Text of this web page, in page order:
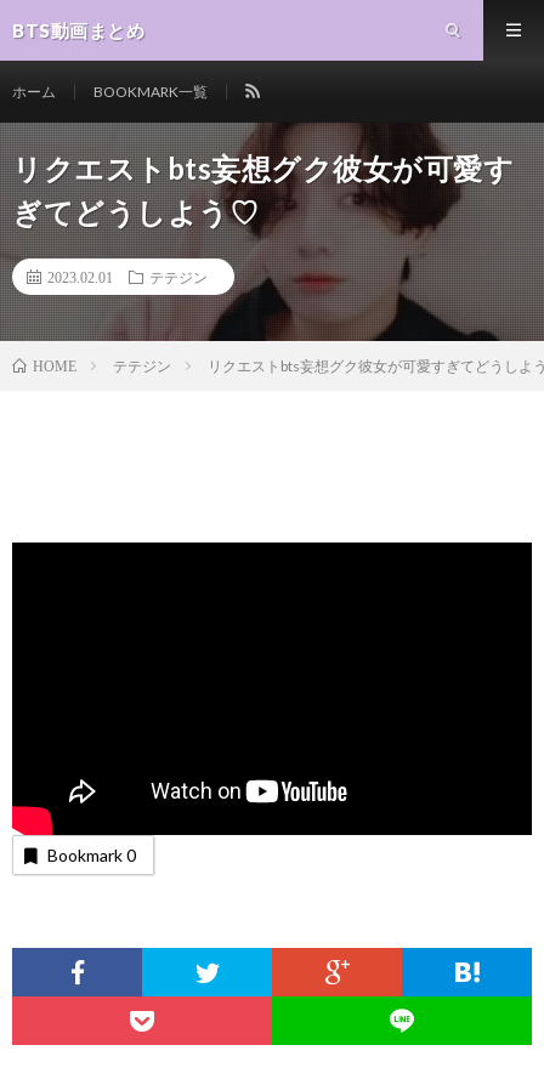
BTS動画まとめ
ホーム BOOKMARK一覧
リクエストbts妄想グク彼女が可愛す
ぎてどうしよう♡
2023.02.01 テテジン
HOME テテジン リクエストbts妄想グク彼女が可愛すぎてどうしよ
Bookmark0